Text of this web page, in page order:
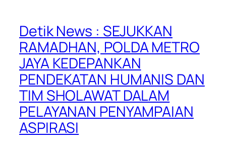
Detik News : SEJUKKAN
RAMADHAN, POLDA METRO
JAYA KEDEPANKAN
PENDEKATAN HUMANIS DAN
TIM SHOLAWAT DALAM
PELAYANAN PENYAMPAIAN
ASPIRASI